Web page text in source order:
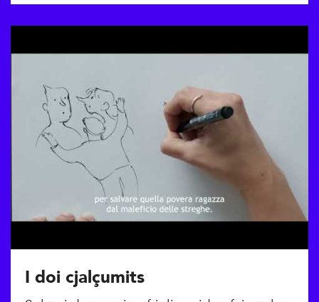
I doi cjalçumits